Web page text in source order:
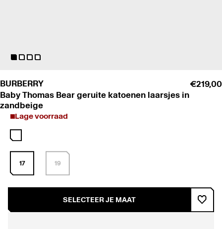
BURBERRY
€219,00
Baby Thomas Bear geruite katoenen laarsjes in
zandbeige
Lage voorraad
17 19
SELECTEER JE MAAT